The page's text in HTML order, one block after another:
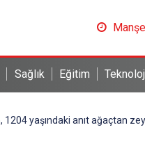
Sağlık Eğitim
yaşındaki anıt ağaçtan